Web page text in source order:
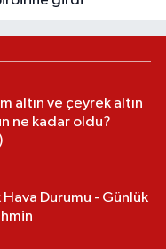
altın ve çeyrek altın
ne kadar oldu?
Durumu - Günlük